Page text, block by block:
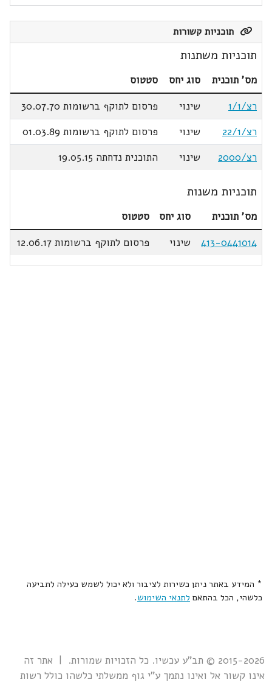
תוכניות קשורות
תוכניות משתנות
מס' תוכנית סוג יחס
סטטוס
רצ/1/1
שינוי
פרסום לתוקף ברשומות 30.07.70
רצ/22/1
שינוי
פרסום לתוקף ברשומות 01.03.89
רצ/2000
שינוי התוכנית נדחתה 19.05.15
תוכניות משנות
מס' תוכנית סוג יחס
סטטוס
413-0441014
שינוי פרסום לתוקף ברשומות 12.06.17
* המידע באתר ניתן כשירות לציבור ולא יכול לשמש כעילה לתביעה
כלשהי, הכל בהתאם לתנאי השימוש.
2015-2026 © תב"ע עכשיו. כל הזכויות שמורות. | אתר זה
אינו קשור אל ואינו נתמך ע"י גוף ממשלתי כלשהו כולל רשות